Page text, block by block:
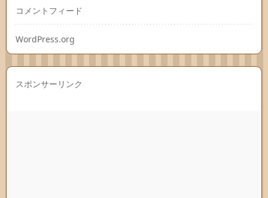
コメントフィード
WordPress.org
スポンサーリンク